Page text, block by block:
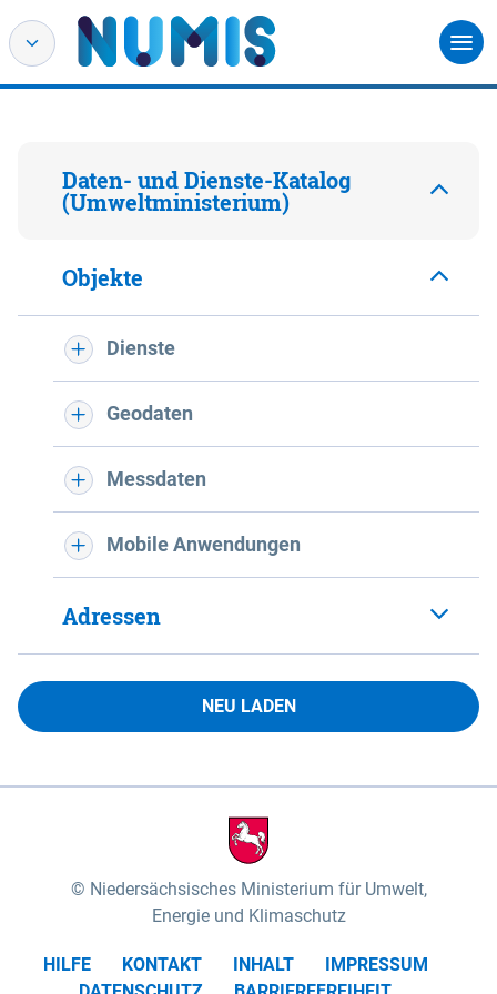
Daten- und Dienste-Katalog
(Umweltministerium)
Objekte
Dienste
Geodaten
Messdaten
Mobile Anwendungen
Adressen
NEU LADEN
Niedersächsisches Ministerium für Umwelt,
Energie und Klimaschutz
HILFE KONTAKT INHALT
IMPRESSUM